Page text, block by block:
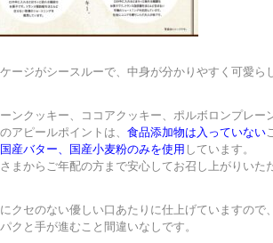
ージがシースルーで、中身が分かりやすく可愛ら
ンクッキー、ココアクッキー、ポルボロンプレー
アピールポイントは、 食品添加物は入っていない
国産バター、国産小麦粉のみを使用 しています。
まからご年配の方まで安心してお召し上がりいた
クセのない優しい口あたりに仕上げていますので、
クと手が進むこと間違いなしです。